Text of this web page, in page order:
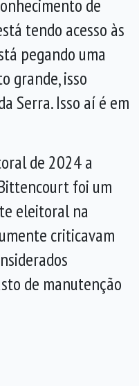
de
tendo acesso às
pegando uma
grande, isso
Serra. Isso aí é em
de 2024 a
foi um
eleitoral na
criticavam
de manutenção